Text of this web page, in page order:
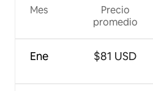
Mes
Ene
Precio
promedio
$81 USD